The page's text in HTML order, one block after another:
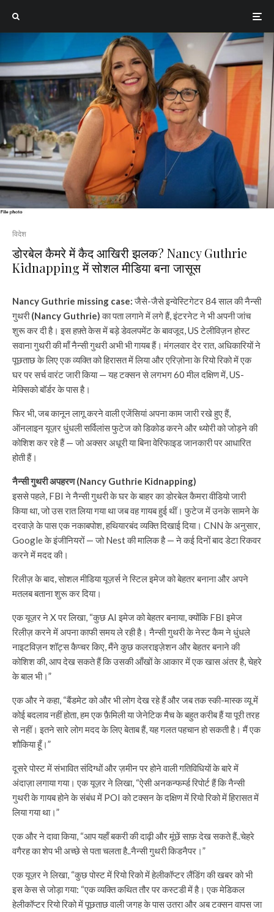
विदेश
डोरबेल कैमरे में कैद आखिरी झलक? Nancy Guthrie
Kidnapping में सोशल मीडिया बना जासूस
Nancy Guthrie missing case:जैसे-जैसे इन्वेस्टिगेटर 84 साल की नैन्सी
गुथरी(Nancy Guthrie)का पता लगाने में लगे हैं, इंटरनेट ने भी अपनी जांच
शुरू कर दी है। इस हफ़्ते केस में बड़े डेवलपमेंट के बावजूद, US टेलीविज़न होस्ट
सवाना गुथरी की माँ नैन्सी गुथरी अभी भी गायब हैं। मंगलवार देर रात, अधिकारियों ने
पूछताछ के लिए एक व्यक्ति को हिरासत में लिया और एरिज़ोना के रियो रिको में एक
घर पर सर्च वारंट जारी किया — यह टक्सन से लगभग 60 मील दक्षिण में, US-
मेक्सिको बॉर्डर के पास है।
फिर भी, जब कानून लागू करने वाली एजेंसियां ​​अपना काम जारी रखे हुए हैं,
ऑनलाइन यूज़र धुंधली सर्विलांस फुटेज को डिकोड करने और थ्योरी को जोड़ने की
कोशिश कर रहे हैं — जो अक्सर अधूरी या बिना वेरिफाइड जानकारी पर आधारित
होती हैं।
नैन्सी गुथरी अपहरण (Nancy Guthrie Kidnapping)
इससे पहले, FBI ने नैन्सी गुथरी के घर के बाहर का डोरबेल कैमरा वीडियो जारी
किया था, जो उस रात लिया गया था जब वह गायब हुई थीं। फुटेज में उनके सामने के
दरवाज़े के पास एक नकाबपोश, हथियारबंद व्यक्ति दिखाई दिया। CNN के अनुसार,
Google के इंजीनियरों — जो Nest की मालिक है — ने कई दिनों बाद डेटा रिकवर
करने में मदद की।
रिलीज़ के बाद, सोशल मीडिया यूज़र्स ने स्टिल इमेज को बेहतर बनाना और अपने
मतलब बताना शुरू कर दिया।
एक यूज़र ने X पर लिखा, “कुछ AI इमेज को बेहतर बनाया, क्योंकि FBI इमेज
रिलीज़ करने में अपना काफी समय ले रही है। नैन्सी गुथरी के नेस्ट कैम ने धुंधले
नाइटविज़न शॉट्स कैप्चर किए, मैंने कुछ कलराइज़ेशन और बेहतर बनाने की
कोशिश की, आप देख सकते हैं कि उसकी आँखों के आकार में एक खास अंतर है, चेहरे
के बाल भी।”
एक और ने कहा, “बैंडमेट को और भी लोग देख रहे हैं और जब तक स्की-मास्क व्यू में
कोई बदलाव नहीं होता, हम एक फ़ैमिली या जेनेटिक मैच के बहुत करीब हैं या पूरी तरह
से नहीं। इतने सारे लोग मदद के लिए बेताब हैं, यह गलत पहचान हो सकती है। मैं एक
शौकिया हूँ।”
दूसरे पोस्ट में संभावित संदिग्धों और ज़मीन पर होने वाली गतिविधियों के बारे में
अंदाज़ा लगाया गया। एक यूज़र ने लिखा, “ऐसी अनकन्फर्म्ड रिपोर्ट हैं कि नैन्सी
गुथरी के गायब होने के संबंध में POI को टक्सन के दक्षिण में रियो रिको में हिरासत में
लिया गया था।”
एक और ने दावा किया, “आप यहाँ बकरी की दाढ़ी और मूंछें साफ़ देख सकते हैं..चेहरे
वगैरह का शेप भी अच्छे से पता चलता है..नैन्सी गुथरी किडनैपर।”
एक यूज़र ने लिखा, “कुछ पोस्ट में रियो रिको में हेलीकॉप्टर लैंडिंग की खबर को भी
इस केस से जोड़ा गया: “एक व्यक्ति कथित तौर पर कस्टडी में है। एक मेडिकल
हेलीकॉप्टर रियो रिको में पूछताछ वाली जगह के पास उतरा और अब टक्सन वापस जा